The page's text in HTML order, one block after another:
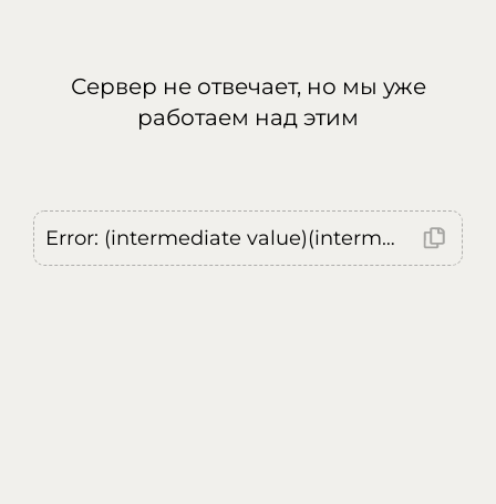
Сервер не отвечает, но мы уже
работаем над этим
Error: (intermediate value)(intermediate value)(intermediate value).replaceAll is not a function